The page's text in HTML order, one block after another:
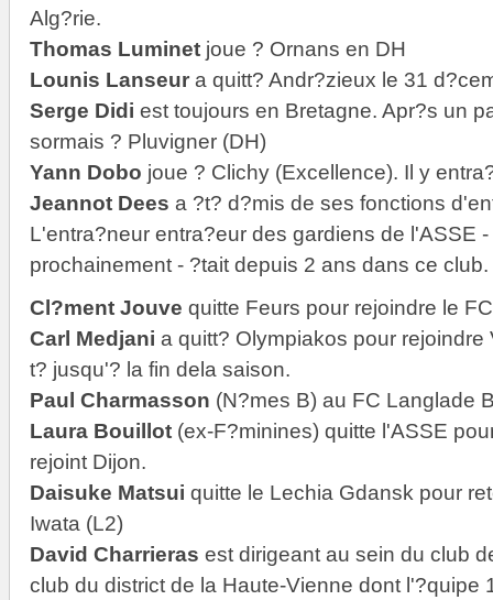
Alg?rie.
Thomas Luminet joue ? Ornans en DH
Lounis Lanseur a quitt? Andr?zieux le 31
Serge Didi est toujours en Bretagne. Apr?s un
sormais ? Pluvigner (DH)
Yann Dobo joue ? Clichy (Excellence). Il y
Jeannot Dees a ?t? d?mis de ses fonctions
L'entra?neur entra?eur des gardiens de l'ASSE
prochainement - ?tait depuis 2 ans dans ce club.
Cl?ment Jouve quitte Feurs pour rejoindre le
Carl Medjani a quitt? Olympiakos pour
t? jusqu'? la fin dela saison.
Paul Charmasson (N?mes B) au FC Langlade
Laura Bouillot (ex-F?minines) quitte l'ASSE
rejoint Dijon.
Daisuke Matsui quitte le Lechia Gdansk pour
Iwata (L2)
David Charrieras est dirigeant au sein du club
club du district de la Haute-Vienne dont l'?quipe